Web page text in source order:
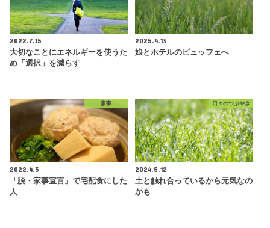
2022.7.15
大切なことにエネルギーを使うた
め「選択」を減らす
2025.4.13
娘とホテルのビュッフェへ
家事
2022.4.5
「脱・家事宣言」で宅配食にした
人
日々のつぶやき
2024.5.12
土と触れ合っているから元気なの
かも